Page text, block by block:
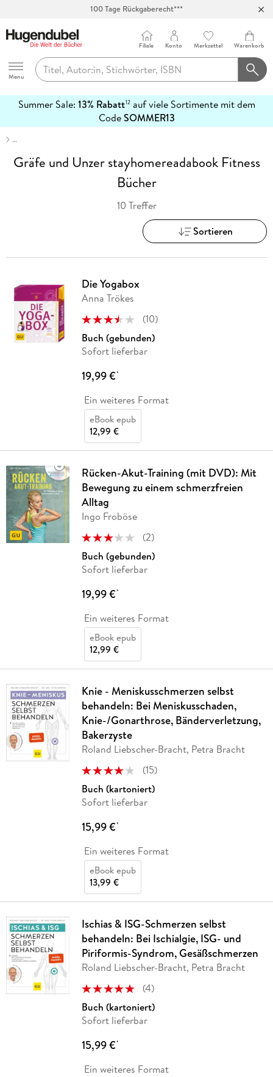
100 Tage Rückgaberecht***
Hugendubel
Menu
Filiale Konto Merkzettel Warenkorb
Summer Sale: 13% Rabatt12auf viele Sortimente mit dem
CodeSOMMER13
erfahren
…
Gräfe und Unzer stayhomereadabook Fitness
Bücher
10 Treffer
Sortieren
Die Yogabox
Anna Trökes
(10)
Buch (gebunden)
Sofort lieferbar
19,99 €*
Ein weiteres Format
eBook epub
12,99 €
Rücken-Akut-Training (mit DVD): Mit
Bewegung zu einem schmerzfreien
Alltag
Ingo Froböse
(2)
Buch (gebunden)
Sofort lieferbar
19,99 €*
Ein weiteres Format
eBook epub
12,99 €
Knie - Meniskusschmerzen selbst
behandeln: Bei Meniskusschaden,
Knie-/Gonarthrose, Bänderverletzung,
Bakerzyste
Roland Liebscher-Bracht, Petra Bracht
(15)
Buch (kartoniert)
Sofort lieferbar
15,99 €*
Ein weiteres Format
eBook epub
13,99 €
Ischias & ISG-Schmerzen selbst
behandeln: Bei Ischialgie, ISG- und
Piriformis-Syndrom, Gesäßschmerzen
Roland Liebscher-Bracht, Petra Bracht
(4)
Buch (kartoniert)
Sofort lieferbar
15,99 €*
Ein weiteres Format